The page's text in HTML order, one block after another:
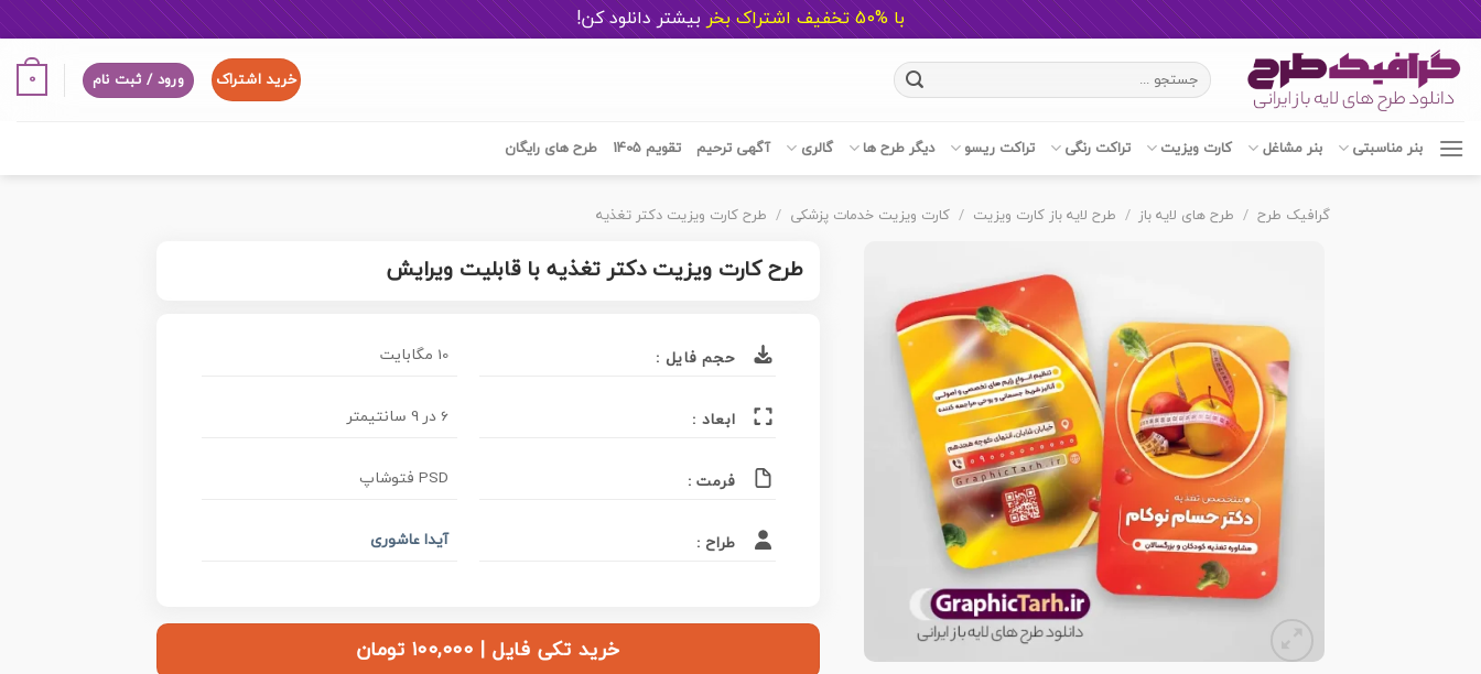
با %50 تخفیف اشتراک بخر بیشتر دانلود کن!
content
جستجو
برای:
خرید اشتراک ورود / ثبت نام 0
بنر مناسبتی بنر مشاغل کارت ویزیت تراکت رنگی تراکت ریسو دیگر طرح ها گالری آگهی ترحیم تقویم 1405 طرح های رایگان
گرافیک طرح / طرح های لایه باز / طرح لایه باز کارت ویزیت / کارت ویزیت خدمات پزشکی / طرح کارت ویزیت دکتر تغذیه
طرح کارت ویزیت دکتر تغذیه با قابلیت ویرایش
حجم فایل : 10 مگابایت
ابعاد : 6 در 9 سانتیمتر
فرمت : PSD فتوشاپ
طراح : آیدا عاشوری
خرید تکی فایل | ۱۰۰,۰۰۰ تومان